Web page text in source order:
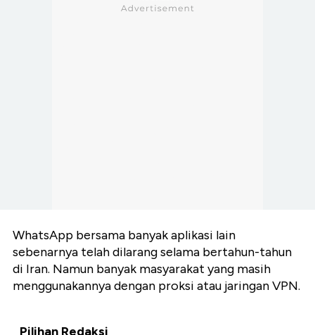
WhatsApp bersama banyak aplikasi lain
sebenarnya telah dilarang selama bertahun-tahun
di Iran. Namun banyak masyarakat yang masih
menggunakannya dengan proksi atau jaringan VPN.
Pilihan Redaksi